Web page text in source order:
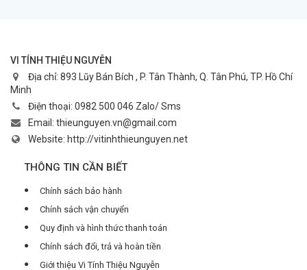
VI TÍNH THIỆU NGUYỄN
Địa chỉ: 893 Lũy Bán Bích , P. Tân Thành, Q. Tân Phú, TP. Hồ Chí
Minh
Điện thoại: 0982 500 046 Zalo/ Sms
Email: thieunguyen.vn@gmail.com
Website: http://vitinhthieunguyen.net
THÔNG TIN CẦN BIẾT
Chính sách bảo hành
Chính sách vận chuyển
Quy định và hình thức thanh toán
Chính sách đổi, trả và hoàn tiền
Giới thiệu Vi Tính Thiệu Nguyễn